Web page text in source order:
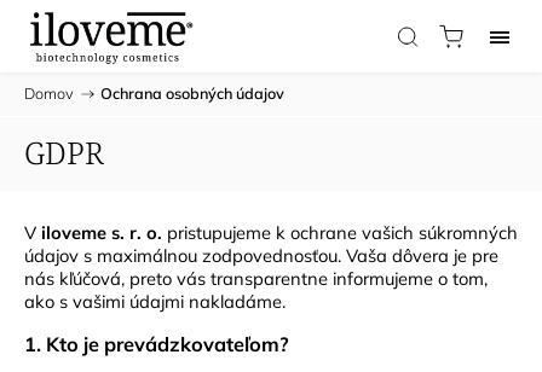
Domov / Ochrana osobných údajov
GDPR
V iloveme s. r. o. pristupujeme k ochrane vašich súkromných
údajov s maximálnou zodpovednosťou. Vaša dôvera je pre
nás kľúčová, preto vás transparentne informujeme o tom,
ako s vašimi údajmi nakladáme.
1. Kto je prevádzkovateľom?